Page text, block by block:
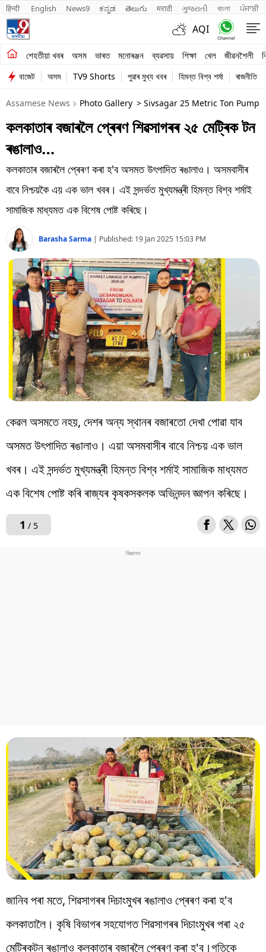
हिन्दी English News9 ಕನ್ನಡ తెలుగు मराठी ગુજરાતી বাংলা ਪੰਜਾਬੀ
AQI
শেহতীয়া খবৰ অসম ভাৰত মনোৰঞ্জন ব্যৱসায় শিক্ষা খেল জীৱনশৈলী
শেহতীয়া খবৰ
অসম
ভাৰত
মনোৰঞ্জন
শিক্ষা
খেল
জীৱনশৈলী
বিশ্ব
প্ৰযুক্তি
Videos
বাজেট অসম TV9 Shorts পুৱাৰ মুখ্য খবৰ হিমন্ত বিশ্ব শৰ্মা ৰাজনীতি
Assamese News Photo Gallery > Sivsagar 25 Metric Ton
কলকাতাৰ বজাৰলৈ প্ৰেৰণ শিৱসাগৰৰ ২৫ মেট্ৰিক টন
ৰঙালাও…
কলকাতাৰ বজাৰলৈ প্ৰেৰণ কৰা হ'ব অসমত উৎপাদিত ৰঙালাও। অসমবাসীৰ
বাবে নিশ্চয়কৈ এয় এক ভাল খবৰ। এই সন্দৰ্ভত মুখ্যমন্ত্ৰী হিমন্ত বিশ্ব শৰ্মাই
সামাজিক মাধ্যমত এক বিশেষ পোষ্ট কৰিছে।
Barasha Sarma | Published: 19 Jan 2025 15:03 PM
কেৱল অসমতে নহয়, দেশৰ অন্য স্থানৰ বজাৰতো দেখা পোৱা যাব
অসমত উৎপাদিত ৰঙালাও। এয়া অসমবাসীৰ বাবে নিশ্চয় এক ভাল
খবৰ। এই সন্দৰ্ভত মুখ্যমন্ত্ৰী হিমন্ত বিশ্ব শৰ্মাই সামাজিক মাধ্যমত
এক বিশেষ পোষ্ট কৰি ৰাজ্যৰ কৃষকসকলক অভিনন্দন জ্ঞাপন কৰিছে।
1 / 5
জানিব পৰা মতে, শিৱসাগৰৰ দিচাংমুখৰ ৰঙালাও প্ৰেৰণ কৰা হ'ব
কলকাতালৈ। কৃষি বিভাগৰ সহযোগত শিৱসাগৰৰ দিচাংমুখৰ পৰা ২৫
মেট্ৰিকটন ৰঙালাও কলকাতাৰ বজাৰলৈ প্ৰেৰণ কৰা হ'ব।গতিকে